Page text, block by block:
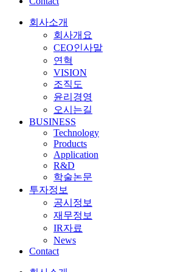
회사소개
회사개요
CEO인사말
연혁
VISION
조직도
윤리경영
오시는길
BUSINESS
Technology
Products
Application
R&D
학술논문
투자정보
공시정보
재무정보
IR자료
News
Contact